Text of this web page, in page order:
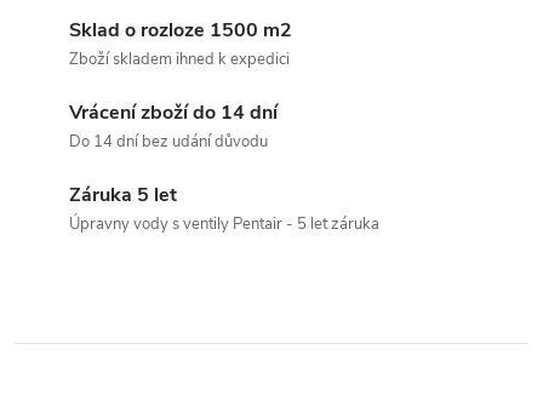
r
Sklad o rozloze 1500 m2
Zboží skladem ihned k expedici
Vrácení zboží do 14 dní
Do 14 dní bez udání důvodu
Záruka 5 let
Úpravny vody s ventily Pentair - 5 let záruka